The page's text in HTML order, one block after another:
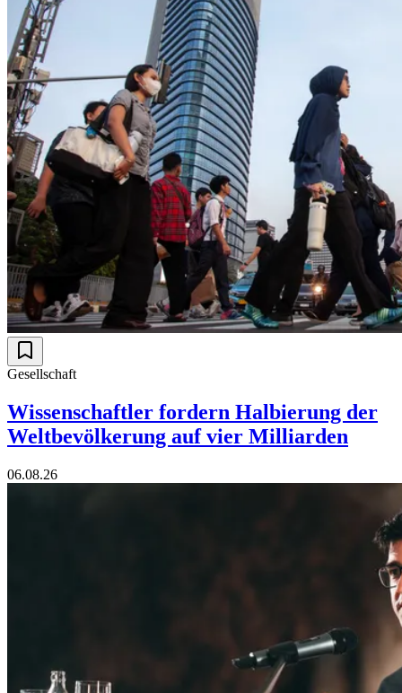
Gesellschaft
Wissenschaftler fordern Halbierung der
Weltbevölkerung auf vier Milliarden
06.08.26